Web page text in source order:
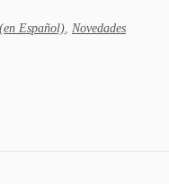
Español) Novedades